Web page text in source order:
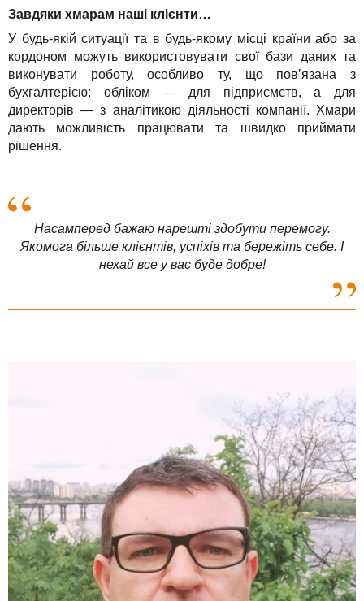
Завдяки хмарам наші клієнти…
У будь-якій ситуації та в будь-якому місці країни або за
кордоном можуть використовувати свої бази даних та
виконувати роботу, особливо ту, що пов’язана з
бухгалтерією: обліком — для підприємств, а для
директорів — з аналітикою діяльності компанії. Хмари
дають можливість працювати та швидко приймати
рішення.
Насамперед бажаю нарешті здобути перемогу.
Якомога більше клієнтів, успіхів та бережіть себе. І
нехай все у вас буде добре!